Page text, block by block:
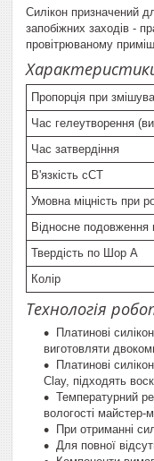
Силікон призначений
запобіжних заходів -
провітрюваному
Пропорція при
Час гелеутворення
Час затвердіння
В'язкість сСТ
Умовна міцність при
Відносне подовження
Твердість по Шор А
Колір
Технологія
Платинові
виготовляти
Платинові
Clay, підходять
Температурний
вологості майстер-
При отриманні
Для повної